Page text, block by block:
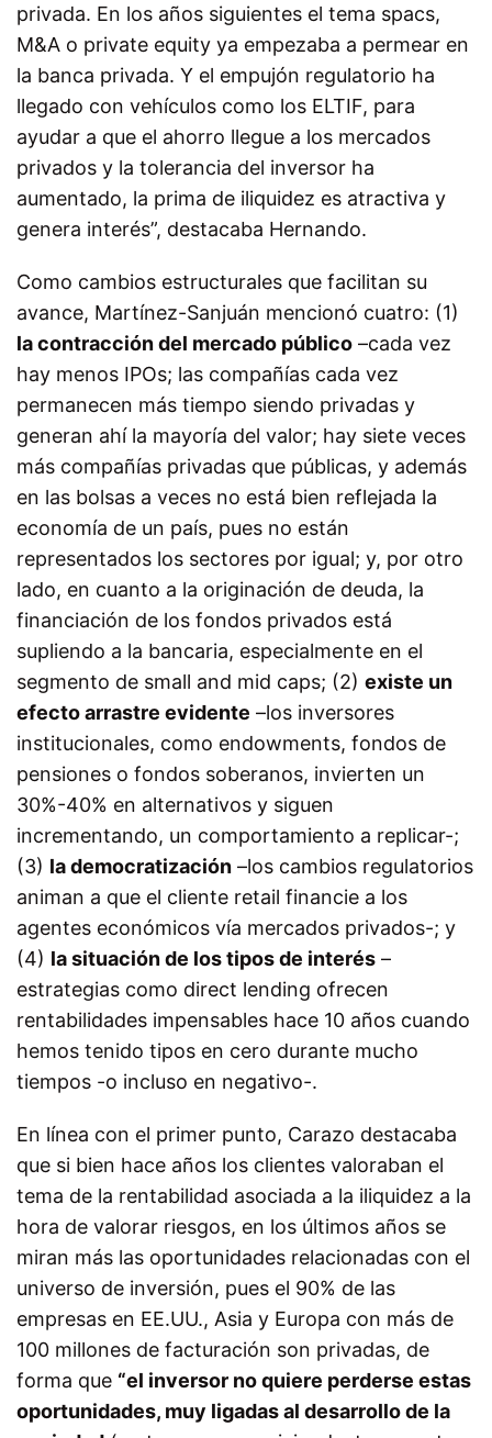
privada. En los años siguientes el tema spacs,
M&A o private equity ya empezaba a permear en
la banca privada. Y el empujón regulatorio ha
llegado con vehículos como los ELTIF, para
ayudar a que el ahorro llegue a los mercados
privados y la tolerancia del inversor ha
aumentado, la prima de iliquidez es atractiva y
genera interés”, destacaba Hernando.
Como cambios estructurales que facilitan su
avance, Martínez-Sanjuán mencionó cuatro: (1)
la contracción del mercado público –cada vez
hay menos IPOs; las compañías cada vez
permanecen más tiempo siendo privadas y
generan ahí la mayoría del valor; hay siete veces
más compañías privadas que públicas, y además
en las bolsas a veces no está bien reflejada la
economía de un país, pues no están
representados los sectores por igual; y, por otro
lado, en cuanto a la originación de deuda, la
financiación de los fondos privados está
supliendo a la bancaria, especialmente en el
segmento de small and mid caps; (2) existe un
efecto arrastre evidente –los inversores
institucionales, como endowments, fondos de
pensiones o fondos soberanos, invierten un
30%-40% en alternativos y siguen
incrementando, un comportamiento a replicar-;
(3) la democratización –los cambios regulatorios
animan a que el cliente retail financie a los
agentes económicos vía mercados privados-; y
(4) la situación de los tipos de interés –
estrategias como direct lending ofrecen
rentabilidades impensables hace 10 años cuando
hemos tenido tipos en cero durante mucho
tiempos -o incluso en negativo-.
En línea con el primer punto, Carazo destacaba
que si bien hace años los clientes valoraban el
tema de la rentabilidad asociada a la iliquidez a la
hora de valorar riesgos, en los últimos años se
miran más las oportunidades relacionadas con el
universo de inversión, pues el 90% de las
empresas en EE.UU., Asia y Europa con más de
100 millones de facturación son privadas, de
forma que “el inversor no quiere perderse estas
oportunidades, muy ligadas al desarrollo de la